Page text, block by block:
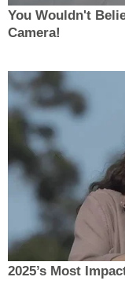
You Wouldn't
Camera!
2025’s Most